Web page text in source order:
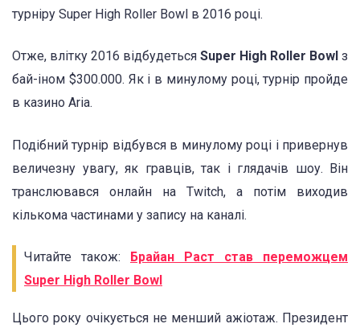
турніру Super High Roller Bowl в 2016 році.
Отже, влітку 2016 відбудеться Super High Roller Bowl з
бай-іном $300.000. Як і в минулому році, турнір пройде
в казино Aria.
Подібний турнір відбувся в минулому році і привернув
величезну увагу, як гравців, так і глядачів шоу. Він
транслювався онлайн на Twitch, а потім виходив
кількома частинами у запису на каналі.
Читайте також: Брайан Раст став переможцем
Super High Roller Bowl
Цього року очікується не менший ажіотаж. Президент